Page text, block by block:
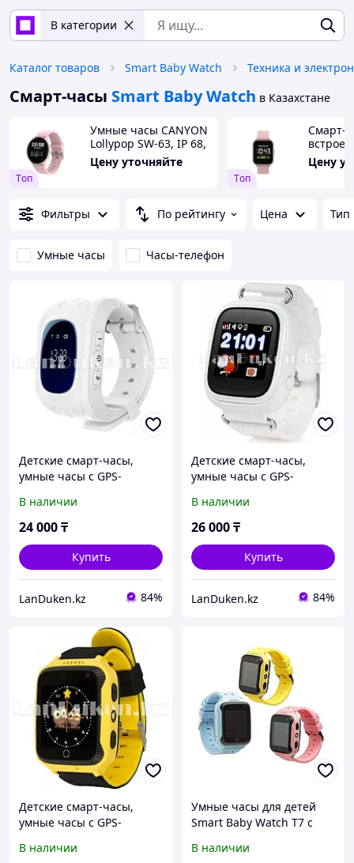
В категории
Каталог товаров Smart Baby Watch Техника и
Смарт-часы Smart Baby Watch в Казахстане
Tоп
Умные часы CANYON
Lollypop SW-63, IP 68,
BT 5.0, сенсорный
дисплей 1.3, розовый
Цену уточняйте
Tоп
Смарт-
Canyon
Цену
Фильтры По рейтингу Цена Тип
Умные часы Часы-телефон
Детские смарт-часы,
умные часы с GPS-
Watch (G300)
В наличии
24 000₸
Купить
LanDuken.kz 84%
Детские смарт-часы,
умные часы с GPS-
Watch (TD-02)
В наличии
26 000₸
Купить
LanDuken.kz 84%
Детские смарт-часы,
умные часы с GPS-
Watch (G900A)
В наличии
Умные часы для детей
Smart Baby Watch T7 с
В наличии